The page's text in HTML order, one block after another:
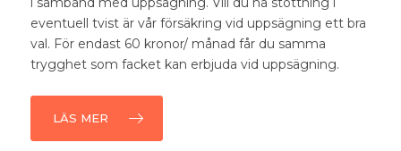
eventuell tvist är vår försäkring vid uppsägning ett bra
val. För endast 60 kronor/ månad får du samma
trygghet som facket kan erbjuda vid uppsägning.
LÄS MER